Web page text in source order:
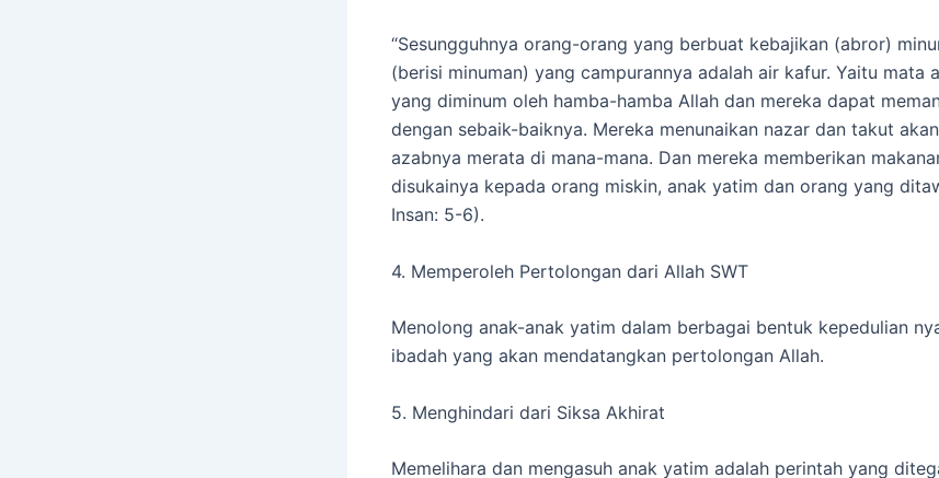
“Sesungguhnya orang-orang yang berbuat kebajikan (abror)
(berisi minuman) yang campurannya adalah air kafur. Yaitu mata
yang diminum oleh hamba-hamba Allah dan mereka dapat
dengan sebaik-baiknya. Mereka menunaikan nazar dan takut
azabnya merata di mana-mana. Dan mereka memberikan
disukainya kepada orang miskin, anak yatim dan orang yang
Insan: 5-6).
4. Memperoleh Pertolongan dari Allah SWT
Menolong anak-anak yatim dalam berbagai bentuk kepedulian
ibadah yang akan mendatangkan pertolongan Allah.
5. Menghindari dari Siksa Akhirat
Memelihara dan mengasuh anak yatim adalah perintah yang